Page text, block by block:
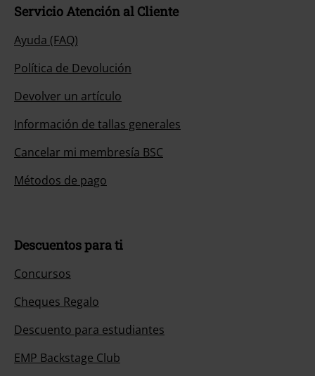
Servicio Atención al Cliente
Ayuda (FAQ)
Política de Devolución
Devolver un artículo
Información de tallas generales
Cancelar mi membresía BSC
Métodos de pago
Descuentos para ti
Concursos
Cheques Regalo
Descuento para estudiantes
EMP Backstage Club